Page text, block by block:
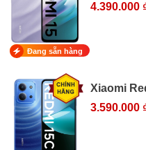
4.390.000
Đang sẵn hàng
Xiaomi
3.590.000